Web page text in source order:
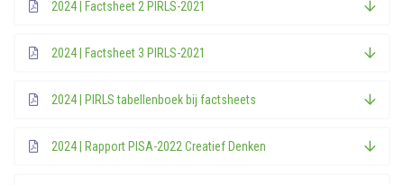
2024 | Factsheet 2 PIRLS-2021
2024 | Factsheet 3 PIRLS-2021
2024 | PIRLS tabellenboek bij factsheets
2024 | Rapport PISA-2022 Creatief Denken